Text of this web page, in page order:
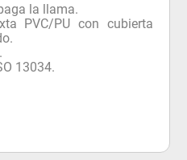
la llama.
PVC/PU con cubierta
13034.